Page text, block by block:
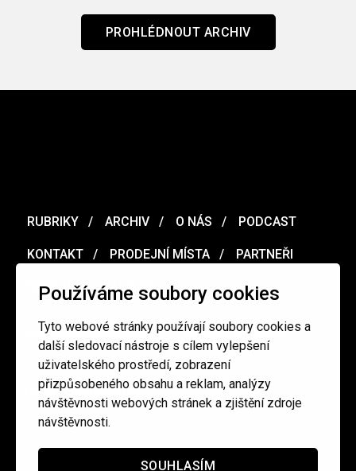
Používáme soubory cookies
Tyto webové stránky používají soubory cookies a
další sledovací nástroje s cílem vylepšení
uživatelského prostředí, zobrazení
přizpůsobeného obsahu a reklam, analýzy
návštěvnosti webových stránek a zjištění zdroje
návštěvnosti.
SOUHLASÍM
PROHLÉDNOUT ARCHIV
RUBRIKY ARCHIV O NÁS PODCAST
KONTAKT PRODEJNÍ MÍSTA PARTNEŘI
MERCH VOUCHER
Ochrana osobních údajů / Obchodní podmínky
redakce@cinepur.cz